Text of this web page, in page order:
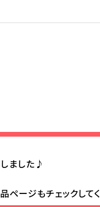
ました♪
ージもチェックして